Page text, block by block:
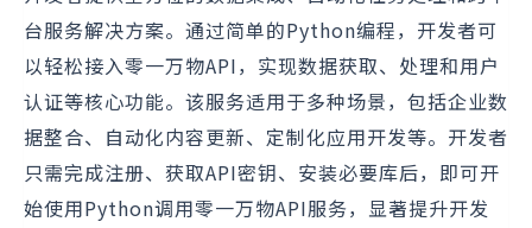
台服务解决方案。通过简单的Python编程，开发者可
以轻松接入零一万物API，实现数据获取、处理和用户
认证等核心功能。该服务适用于多种场景，包括企业数
据整合、自动化内容更新、定制化应用开发等。开发者
只需完成注册、获取API密钥、安装必要库后，即可开
始使用Python调用零一万物API服务，显著提升开发